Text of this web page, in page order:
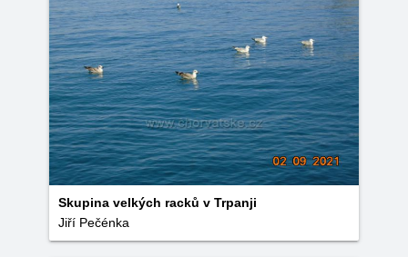
Skupina velkých racků v Trpanji
Jiří Pečénka